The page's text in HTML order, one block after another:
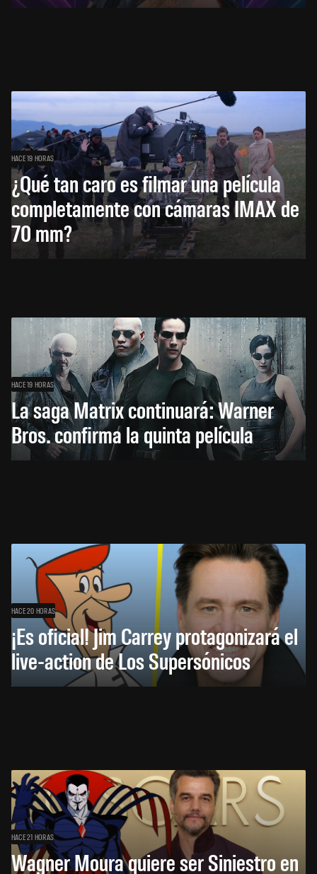
HACE 19 HORAS
¿Qué tan caro es filmar una película
completamente con cámaras IMAX de
70 mm?
HACE 19 HORAS
La saga Matrix continuará: Warner
Bros. confirma la quinta película
HACE 20 HORAS
¡Es oficial! Jim Carrey protagonizará el
live-action de Los Supersónicos
HACE 21 HORAS
Wagner Moura quiere ser Siniestro en